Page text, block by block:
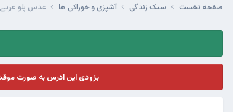
صفحه نخست سبک زندگی آشپزی و خوراکی ها عدس پلو عربے
بزودی این ادرس به صورت